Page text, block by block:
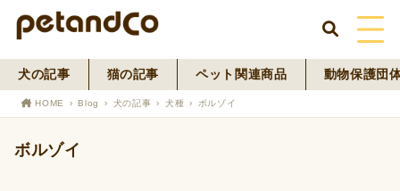
HOME
犬の記事 猫の記事 ペット関連商品 動物保護団
HOME Blog 犬の記事 犬種 ボルゾイ
ボルゾイ